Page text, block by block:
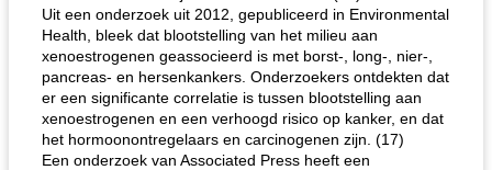
Uit een onderzoek uit 2012, gepubliceerd in Environmental
Health, bleek dat blootstelling van het milieu aan
xenoestrogenen geassocieerd is met borst-, long-, nier-,
pancreas- en hersenkankers. Onderzoekers ontdekten dat
er een significante correlatie is tussen blootstelling aan
xenoestrogenen en een verhoogd risico op kanker, en dat
het hormoonontregelaars en carcinogenen zijn. (17)
Een onderzoek van Associated Press heeft een